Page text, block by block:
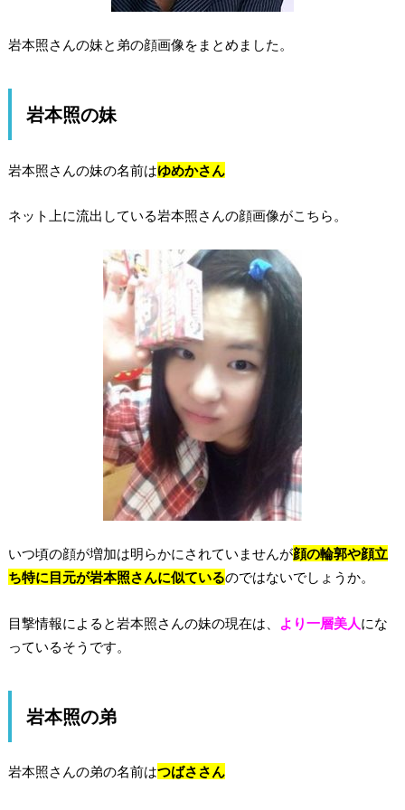
岩本照さんの妹と弟の顔画像をまとめました。
岩本照の妹
岩本照さんの妹の名前はゆめかさん
ネット上に流出している岩本照さんの顔画像がこちら。
いつ頃の顔が増加は明らかにされていませんが顔の輪郭や顔立
ち特に目元が岩本照さんに似ているのではないでしょうか。
目撃情報によると岩本照さんの妹の現在は、 より一層美人にな
っているそうです。
岩本照の弟
岩本照さんの弟の名前はつばささん